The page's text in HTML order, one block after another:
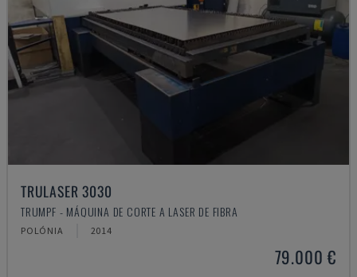
TRULASER 3030
TRUMPF - MÁQUINA DE CORTE A LASER DE FIBRA
POLÓNIA 2014
79.000 €